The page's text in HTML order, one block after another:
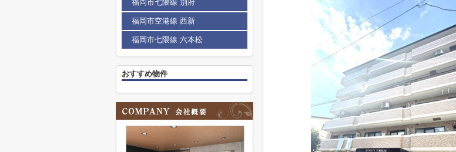
福岡市七隈線 別府
福岡市空港線 西新
福岡市七隈線 六本松
おすすめ物件